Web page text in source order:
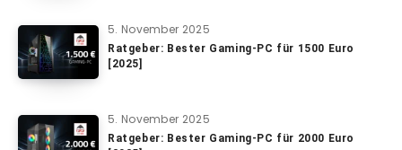
5. November 2025
Ratgeber: Bester Gaming-PC für 1500 Euro
[2025]
5. November 2025
Ratgeber: Bester Gaming-PC für 2000 Euro